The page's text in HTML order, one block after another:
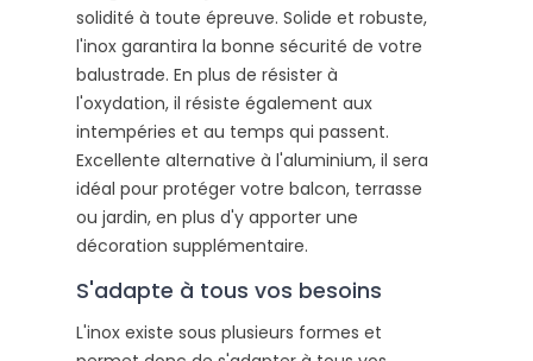
solidité à toute épreuve. Solide et robuste,
l'inox garantira la bonne sécurité de votre
balustrade. En plus de résister à
l'oxydation, il résiste également aux
intempéries et au temps qui passent.
Excellente alternative à l'aluminium, il sera
idéal pour protéger votre balcon, terrasse
ou jardin, en plus d'y apporter une
décoration supplémentaire.
S'adapte à tous vos besoins
L'inox existe sous plusieurs formes et